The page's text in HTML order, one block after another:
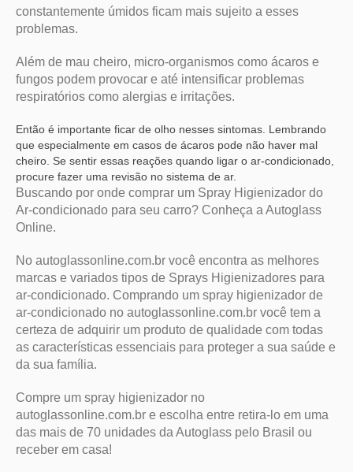
constantemente úmidos ficam mais sujeito a esses
problemas.
Além de mau cheiro, micro-organismos como ácaros e
fungos podem provocar e até intensificar problemas
respiratórios como alergias e irritações.
Então é importante ficar de olho nesses sintomas. Lembrando
que especialmente em casos de ácaros pode não haver mal
cheiro. Se sentir essas reações quando ligar o ar-condicionado,
procure fazer uma revisão no sistema de ar.
Buscando por onde comprar um Spray Higienizador do
Ar-condicionado para seu carro? Conheça a Autoglass
Online.
No autoglassonline.com.br você encontra as melhores
marcas e variados tipos de Sprays Higienizadores para
ar-condicionado. Comprando um spray higienizador de
ar-condicionado no autoglassonline.com.br você tem a
certeza de adquirir um produto de qualidade com todas
as características essenciais para proteger a sua saúde e
da sua família.
Compre um spray higienizador no
autoglassonline.com.br e escolha entre retira-lo em uma
das mais de 70 unidades da Autoglass pelo Brasil ou
receber em casa!